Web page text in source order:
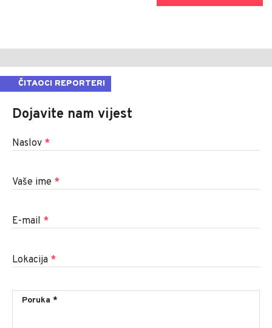
ČITAOCI REPORTERI
Dojavite nam vijest
Naslov *
Vaše ime *
E-mail *
Lokacija *